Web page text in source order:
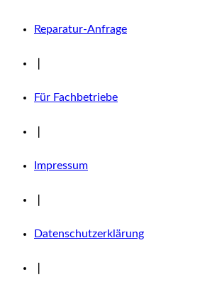
Reparatur-Anfrage
Für Fachbetriebe
Impressum
Datenschutzerklärung